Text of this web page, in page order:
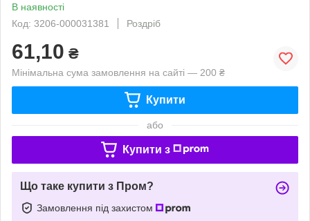
В наявності
Код: 3206-000031381
Роздріб
61,10 ₴
Мінімальна сума замовлення на сайті — 200 ₴
Купити
або
Купити з
Що таке купити з Пром?
Замовлення під захистом